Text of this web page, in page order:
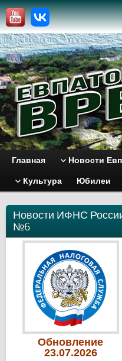
Главная Новости
Культура Юбилеи
Новости ИФНС
№6
Обновление
23.07.2026